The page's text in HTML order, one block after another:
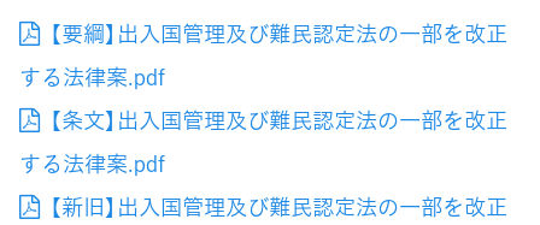
【要綱】出入国管理及び難民認定法の一部を改正
する法律案.pdf
【条文】出入国管理及び難民認定法の一部を改正
する法律案.pdf
【新旧】出入国管理及び難民認定法の一部を改正